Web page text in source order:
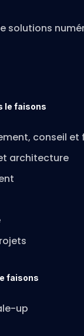
solutions
le faisons
conseil et
architecture
faisons
up